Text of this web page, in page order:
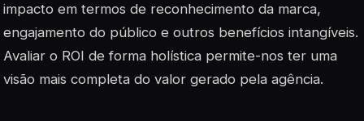
impacto em termos de reconhecimento da marca,
engajamento do público e outros benefícios intangíveis.
Avaliar o ROI de forma holística permite-nos ter uma
visão mais completa do valor gerado pela agência.